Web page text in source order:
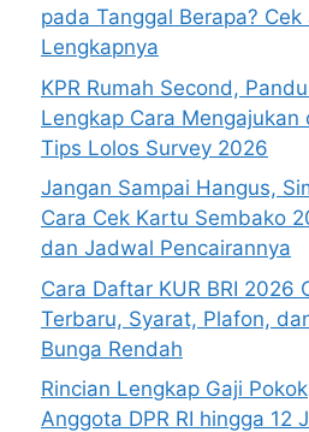
pada Tanggal Berapa?
Lengkapnya
KPR Rumah Second,
Lengkap Cara Mengajukan
Tips Lolos Survey 2026
Jangan Sampai Hangus,
Cara Cek Kartu Sembako
dan Jadwal Pencairannya
Cara Daftar KUR BRI 2026
Terbaru, Syarat, Plafon,
Bunga Rendah
Rincian Lengkap Gaji Pokok
Anggota DPR RI hingga 12